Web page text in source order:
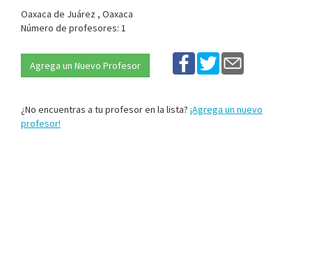
Oaxaca de Juárez , Oaxaca
Número de profesores: 1
Agrega un Nuevo Profesor
¿No encuentras a tu profesor en la lista? ¡Agrega un nuevo
profesor!